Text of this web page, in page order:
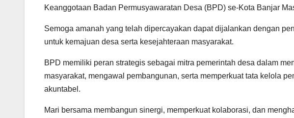
Keanggotaan Badan Permusyawaratan Desa (BPD) se-Kota Banjar
Semoga amanah yang telah dipercayakan dapat dijalankan dengan
untuk kemajuan desa serta kesejahteraan masyarakat.
BPD memiliki peran strategis sebagai mitra pemerintah desa dalam
masyarakat, mengawal pembangunan, serta memperkuat tata kelola
akuntabel.
Mari bersama membangun sinergi, memperkuat kolaborasi, dan